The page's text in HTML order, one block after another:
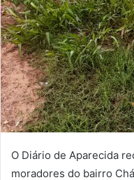
O Diário de Aparecida
moradores do bairro